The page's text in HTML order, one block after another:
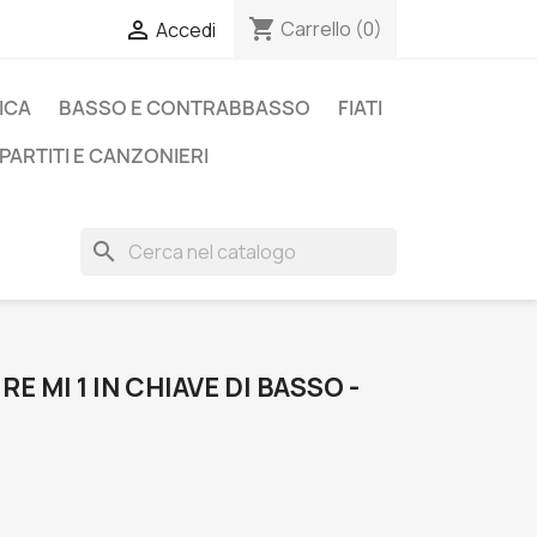
 Accedi shopping_cart Carrello (0)
BASSO E CONTRABBASSO
FIATI
E CANZONIERI
search
MI 1 IN CHIAVE DI BASSO -